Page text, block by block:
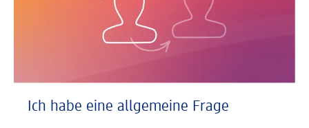
Ich habe eine allgemeine Frage